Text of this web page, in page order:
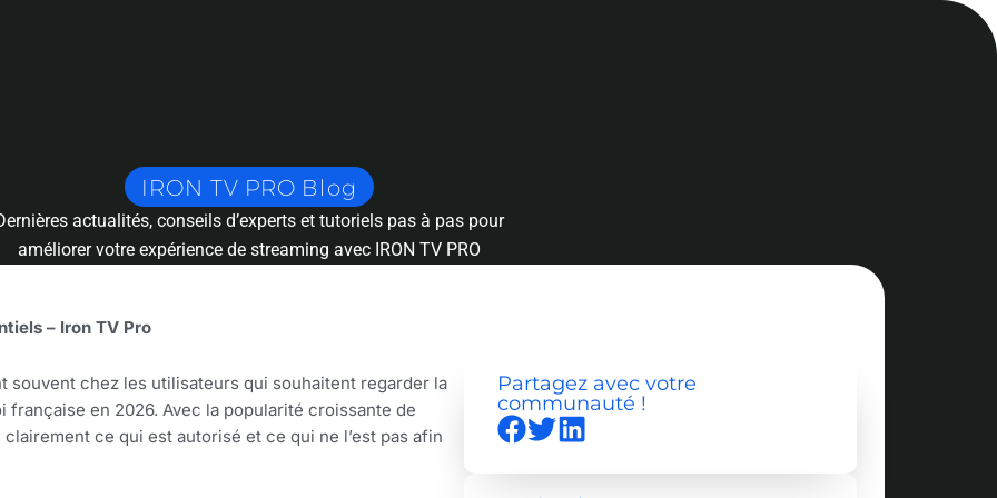
IRON TV PRO Blog​​
actualités, conseils d’experts et tutoriels pas à pas pour
améliorer votre expérience de streaming avec IRON TV PRO
– Iron TV Pro
chez les utilisateurs qui souhaitent regarder la
en 2026. Avec la popularité croissante de
ce qui est autorisé et ce qui ne l’est pas afin
Partagez avec votre
communauté !